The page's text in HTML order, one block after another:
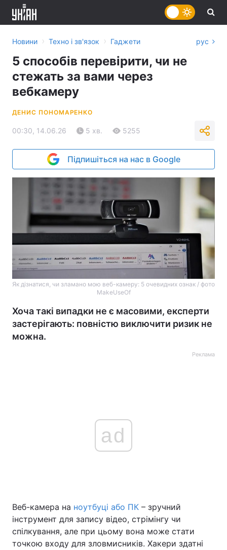
Україна Політика
Економіка Світ
Новини › Техно і зв'язок › Гаджети рус
5 способів перевірити, чи не
стежать за вами через
вебкамеру
ДЕНИС ПОНОМАРЕНКО
00:30, 14.06.26 5 хв. 5255
Підпишіться на нас в Google
Як дізнатися, чи зламано мою веб-камеру: 5 очевидних ознак / фото
MakeUseOf
Хоча такі випадки не є масовими, експерти
застерігають: повністю виключити ризик не
можна.
Реклама
ad
Веб-камера на ноутбуці або ПК – зручний
інструмент для запису відео, стрімінгу чи
спілкування, але при цьому вона може стати
точкою входу для зловмисників. Хакери здатні